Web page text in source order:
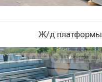
Ж/д платформы